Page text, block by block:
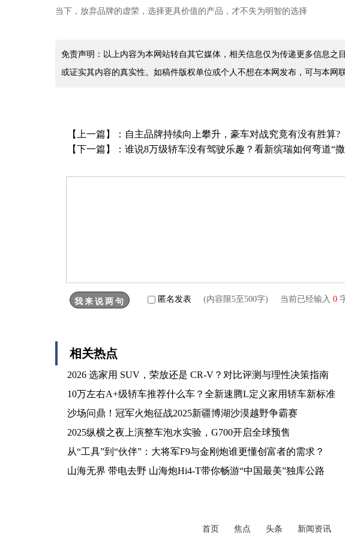
当下，放弃品牌的虚荣，选择更具价值的产品，才不失为明智的选择
免责声明：以上内容为本网站转自其它媒体，相关信息仅为传递更多信息之
或证实其内容的真实性。如稿件版权单位或个人不想在本网发布，可与本网
【上一篇】： 自主品牌持续向上攀升，豪车对战究竟有没有胜算?
【下一篇】： 谁说8万级轿车没有驾驶乐趣？看新缤瑞如何弯道“
匿名发表 (内容限5至500字) 当前已经输入 0
相关热点
2026 选家用 SUV，荣放还是 CR-V？对比评测与理性决策指南
10万左右A+级轿车推荐什么车？全新速腾L定义家用轿车新标准
沙场问鼎！冠军火炮征战2025新疆博湖沙漠越野争霸赛
2025纵横之夜上演整车泡水实验，G700开启全球预售
从“工具”到“伙伴”：大将军F9与金刚炮谁更懂创富者的需求？
山海无界 带电去野 山海炮Hi4-T带你畅游“中国最美”独库公路
首页 焦点 头条 新闻资讯